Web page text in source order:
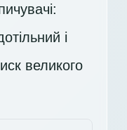
і
великого